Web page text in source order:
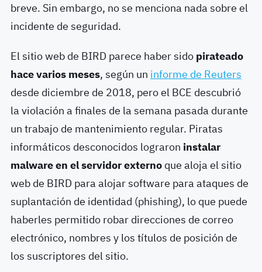
breve. Sin embargo, no se menciona nada sobre el
incidente de seguridad.
El sitio web de BIRD parece haber sido pirateado
hace varios meses, según un informe de Reuters
desde diciembre de 2018, pero el BCE descubrió
la violación a finales de la semana pasada durante
un trabajo de mantenimiento regular. Piratas
informáticos desconocidos lograron instalar
malware en el servidor externoque aloja el sitio
web de BIRD para alojar software para ataques de
suplantación de identidad (phishing), lo que puede
haberles permitido robar direcciones de correo
electrónico, nombres y los títulos de posición de
los suscriptores del sitio.